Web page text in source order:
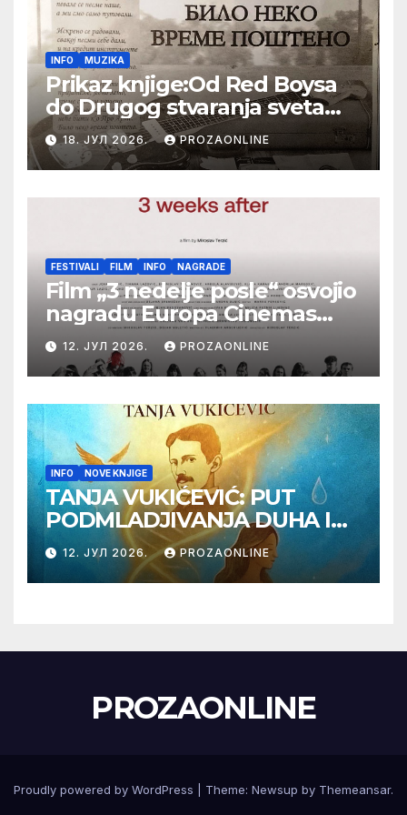
INFO MUZIKA
Prikaz knjige:Od Red Boysa
do Drugog stvaranja sveta
(bilo neko vreme pošteno)
(autor- Zlatomira Sremca,
Botoš 2022. godine,
samizdat)
18. ЈУЛ 2026. PROZAONLINE
FESTIVALI FILM INFO NAGRADE
Film „3 nedelje posle“ osvojio
nagradu Europa Cinemas
Label na Filmskom festivalu
u Karlovim Varima
12. ЈУЛ 2026. PROZAONLINE
INFO NOVE KNJIGE
TANJA VUKIĆEVIĆ: PUT
PODMLADJIVANJA DUHA I
TELA SA TESLOM
12. ЈУЛ 2026. PROZAONLINE
PROZAONLINE
Proudly powered by WordPress Theme: Newsup by Themeansar.